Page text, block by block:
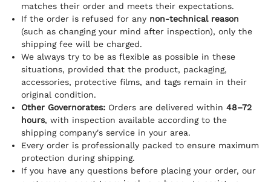
matches their order and meets their expectations.
If the order is refused for any non-technical reason
(such as changing your mind after inspection), only the
shipping fee will be charged.
We always try to be as flexible as possible in these
situations, provided that the product, packaging,
accessories, protective films, and tags remain in their
original condition.
Other Governorates: Orders are delivered within 48–72
hours, with inspection available according to the
shipping company's service in your area.
Every order is professionally packed to ensure maximum
protection during shipping.
If you have any questions before placing your order, our